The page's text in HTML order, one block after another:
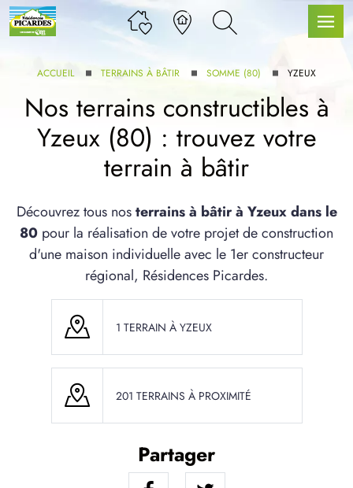
GAMME
SERVICE BDL EXTENSION
ACCUEIL TERRAINS À BÂTIR SOMME (80) YZEUX
Nos terrains constructibles à
Yzeux (80) : trouvez votre
terrain à bâtir
Découvrez tous nosterrains à bâtir à Yzeux dans le
80 pour la réalisation de votre projet de construction
d'une maison individuelle avec le 1er constructeur
régional, Résidences Picardes.
1 TERRAIN À YZEUX
201 TERRAINS À PROXIMITÉ
Partager